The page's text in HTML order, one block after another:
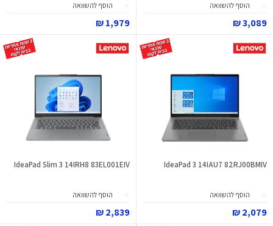
הוסף להשוואה
3,089 ₪
הוסף להשוואה
1,979 ₪
IdeaPad 3 14IAU7 82RJ00BMIV
הוסף להשוואה
2,079 ₪
IdeaPad Slim 3 14IRH8 83EL001EIV
הוסף להשוואה
2,839 ₪